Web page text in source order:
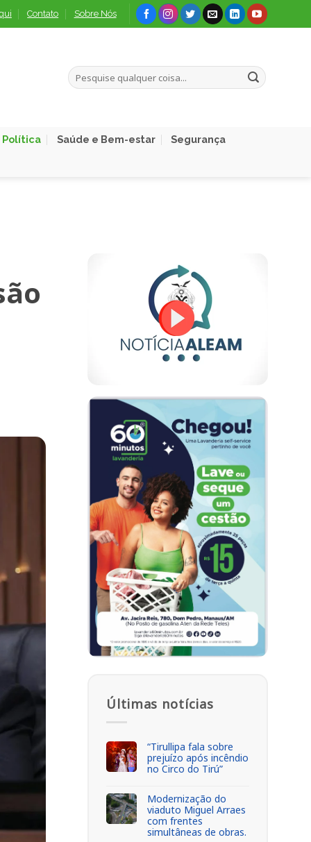
Contato Sobre Nós
Política Saúde e Bem-estar Segurança
Últimas notícias
“Tirullipa fala sobre
prejuízo após incêndio
no Circo do Tirú”
Modernização do
viaduto Miguel Arraes
com frentes
simultâneas de obras.